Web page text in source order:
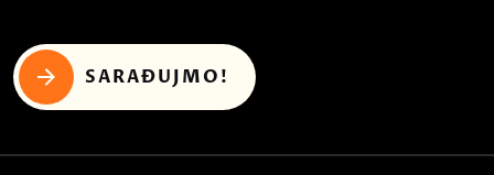
SARAĐUJMO!